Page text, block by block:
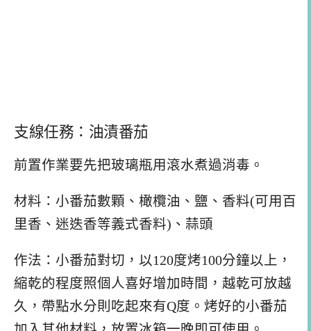
支線任務：油漬番茄
前置作業要先把玻璃瓶用滾水煮過消毒。
材料：小番茄數顆、橄欖油、鹽、香料(可用百
里香、迷迭香等義式香料)、蒜頭
作法：小番茄對切，以120度烤100分鐘以上，
縮乾的程度照個人喜好增加時間，越乾可放越
久，帶點水分則吃起來有Q度。烤好的小番茄